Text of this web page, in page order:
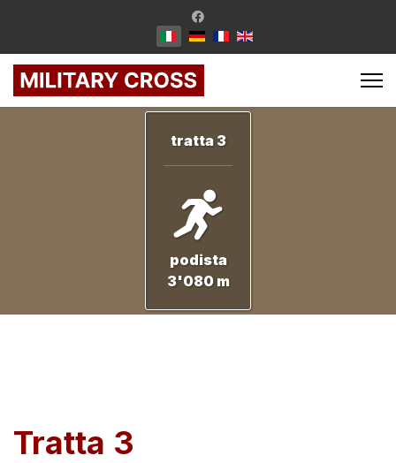
tratta 3
podista
3'080 m
Tratta 3